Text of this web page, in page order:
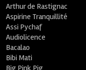
Arthur de Rastignac
Aspirine Tranquillité
Assi Pychaf
Audiolicence
Bacalao
Bibi Mati
Big Pink Pig